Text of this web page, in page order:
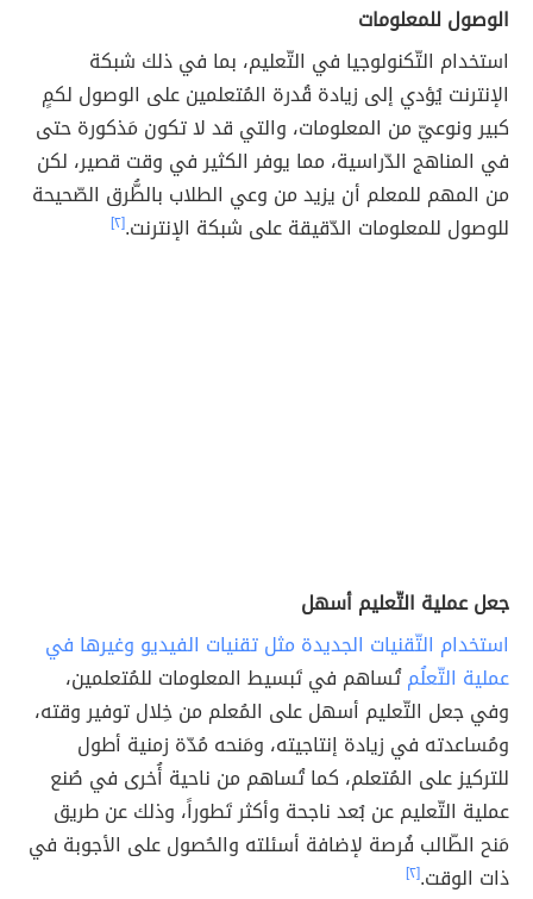
الوصول للمعلومات
استخدام التّكنولوجيا في التّعليم، بما في ذلك شبكة
الإنترنت يُؤدي إلى زيادة قُدرة المُتعلمين على الوصول لكمٍ
كبير ونوعيّ من المعلومات، والتي قد لا تكون مَذكورة حتى
في المناهج الدّراسية، مما يوفر الكثير في وقت قصير، لكن
من المهم للمعلم أن يزيد من وعي الطلاب بالطُّرق الصّحيحة
للوصول للمعلومات الدّقيقة على شبكة الإنترنت.[٢]
جعل عملية التّعليم أسهل
استخدام التّقنيات الجديدة مثل تقنيات الفيديو وغيرها في
عملية التّعلُمتُساهم في تَبسيط المعلومات للمُتعلمين،
وفي جعل التّعليم أسهل على المُعلم من خِلال توفير وقته،
ومُساعدته في زيادة إنتاجيته، ومَنحه مُدّة زمنية أطول
للتركيز على المُتعلم، كما تُساهم من ناحية أُخرى في صُنع
عملية التّعليم عن بُعد ناجحة وأكثر تَطوراً، وذلك عن طريق
مَنح الطّالب فُرصة لإضافة أسئلته والحُصول على الأجوبة في
ذات الوقت.[٢]